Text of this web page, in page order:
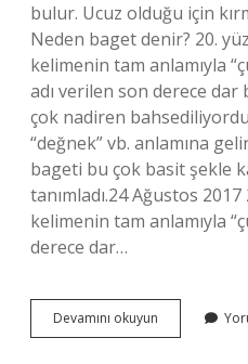
bulur. Ucuz olduğu için
Neden baget denir? 20.
kelimenin tam anlamıyla
adı verilen son derece
çok nadiren
“değnek” vb. anlamına
bageti bu çok basit şekle
tanımladı.24 Ağustos 2017
kelimenin tam anlamıyla
derece dar…
Devamını okuyun
Ne